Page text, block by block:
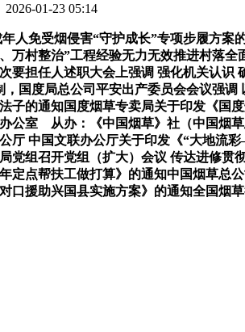
2026-01-23 05:14
免受烟侵害“守护成长”专项步履方案
万村整治”工程经验无力无效推进村落
要担任人述职大会上强调 强化机关认
国度局总公司平安出产委员会会议强
子的通知国度烟草专卖局关于印发《国
公室 从办：《中国烟草》社（中国
厅 中国文联办公厅关于印发《“大地
党组召开党组（扩大）会议 传达进修
定点帮扶工做打算》的通知中国烟草
口援助兴国县实施方案》的通知全国烟